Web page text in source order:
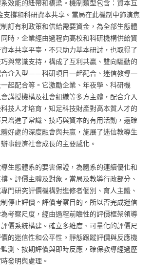
效能的紐帶和橋梁。機制類型包含：資本互
撐和科研資本共享。當局在此機制中飾演焦
訂有利政策和供給需要資金，為全部生態體
時，企業經由過程向高校和科研機構供給資
本共享平臺，不只助力基本研討，也取得了
與常識支持，構成了互利共贏、雙向驅動的
介入型——科研項目一起配合、迷信教導一
起配合等。它激勵企業、年夜學、科研機
講授機構及社會組織等多方主體，配合介入
技人才培育，知足科技財產對高本質人才的
增進了常識、技巧與資本的有用活動，還確
好處的深度融會與共贏，施展了迷信教導生
事經濟社會成長的主要感化。
生態體系的要害保證，為體系的連續優化和
。評價主體及對象。當局及教導行政部分、
門研究評價機構對進修者個別、育人主體、
停止評價。評價考察目的。所以否完成迷信
考察尺度，經由過程前瞻性的評價框架領導
價系統構建。確立多維度、可量化的評價尺
的迷信性和公平性。靜態跟蹤評價與反應機
測、按期評價與即時反應，確保教導經過歷
發明與處理。